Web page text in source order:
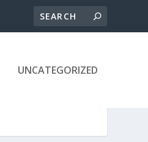
UNCATEGORIZED